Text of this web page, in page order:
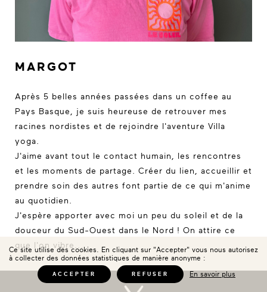
MARGOT
Après 5 belles années passées dans un coffee au
Pays Basque, je suis heureuse de retrouver mes
racines nordistes et de rejoindre l'aventure Villa
yoga.
J'aime avant tout le contact humain, les rencontres
et les moments de partage. Créer du lien, accueillir et
prendre soin des autres font partie de ce qui m'anime
au quotidien.
J'espère apporter avec moi un peu du soleil et de la
douceur du Sud-Ouest dans le Nord ! On attire ce
que l'on vibre...
Ce site utilise des cookies. En cliquant sur "Accepter" vous nous autorisez
à collecter des données statistiques de manière anonyme :
ACCEPTER REFUSER En savoir plus